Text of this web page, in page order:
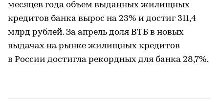
месяцев года объем выданных жилищных
кредитов банка вырос на 23% и достиг 311,4
млрд рублей. За апрель доля ВТБ в новых
выдачах на рынке жилищных кредитов
в России достигла рекордных для банка 28,7%.